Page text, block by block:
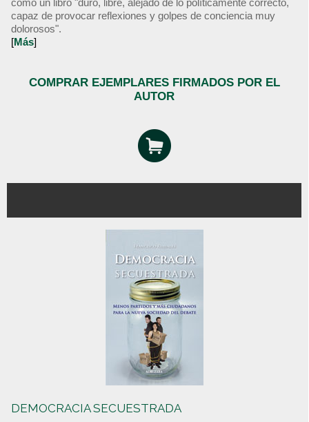
como un libro "duro, libre, alejado de lo políticamente correcto,
capaz de provocar reflexiones y golpes de conciencia muy
dolorosos".
[Más]
COMPRAR EJEMPLARES FIRMADOS POR EL
AUTOR
DEMOCRACIA SECUESTRADA